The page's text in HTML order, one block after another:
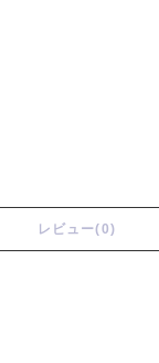
レビュー(0)